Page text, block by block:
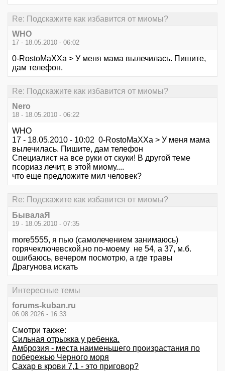
Re: Подскажите как избавится от миомы?
WHO
17 - 18.05.2010 - 06:02
0-RostoMaXXa > У меня мама вылечилась. Пишите,
дам телефон.
Re: Подскажите как избавится от миомы?
Nero
18 - 18.05.2010 - 06:22
WHO
17 - 18.05.2010 - 10:02 0-RostoMaXXa > У меня мама
вылечилась. Пишите, дам телефон
Специалист на все руки от скуки! В другой теме
псориаз лечит, в этой миому....
что еще предложите мил человек?
Re: Подскажите как избавится от миомы?
БывалаЯ
19 - 18.05.2010 - 07:35
more5555, я пью (самолечением занимаюсь)
горячеключевской,но по-моему не 54, а 37, м.б.
ошибаюсь, вечером посмотрю, а где травы
Драгунова искать
Интересные темы
forums-kuban.ru
06.08.2026 - 16:33
Смотри также:
Сильная отрыжка у ребенка.
Амброзия - места наименьшего произрастания по
побережью Черного моря
Сахар в крови 7,1 - это приговор?